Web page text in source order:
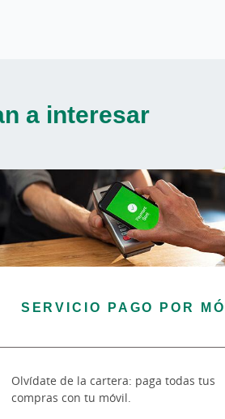
a interesar
SERVICIO PAGO POR
Olvídate de la cartera: paga todas tus
compras con tu móvil.